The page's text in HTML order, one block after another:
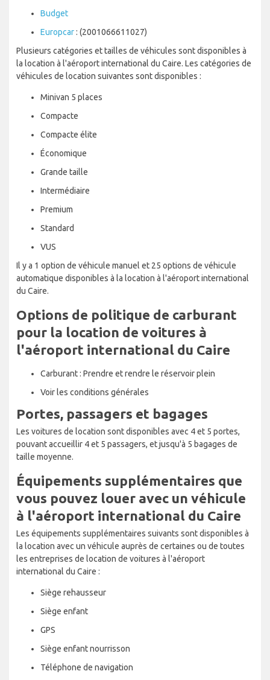
Budget
Europcar: (2001066611027)
Plusieurs catégories et tailles de véhicules sont disponibles à
la location à l'aéroport international du Caire. Les catégories de
véhicules de location suivantes sont disponibles :
Minivan 5 places
Compacte
Compacte élite
Économique
Grande taille
Intermédiaire
Premium
Standard
VUS
Il y a 1 option de véhicule manuel et 25 options de véhicule
automatique disponibles à la location à l'aéroport international
du Caire.
Options de politique de carburant
pour la location de voitures à
l'aéroport international du Caire
Carburant : Prendre et rendre le réservoir plein
Voir les conditions générales
Portes, passagers et bagages
Les voitures de location sont disponibles avec 4 et 5 portes,
pouvant accueillir 4 et 5 passagers, et jusqu'à 5 bagages de
taille moyenne.
Équipements supplémentaires que
vous pouvez louer avec un véhicule
à l'aéroport international du Caire
Les équipements supplémentaires suivants sont disponibles à
la location avec un véhicule auprès de certaines ou de toutes
les entreprises de location de voitures à l'aéroport
international du Caire :
Siège rehausseur
Siège enfant
GPS
Siège enfant nourrisson
Téléphone de navigation